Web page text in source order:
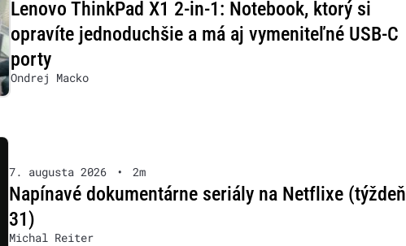
Lenovo ThinkPad X1 2-in-1: Notebook, ktorý si
opravíte jednoduchšie a má aj vymeniteľné USB-C
porty
Ondrej Macko
7. augusta 2026 • 2m
Napínavé dokumentárne seriály na Netflixe (týždeň
31)
Michal Reiter